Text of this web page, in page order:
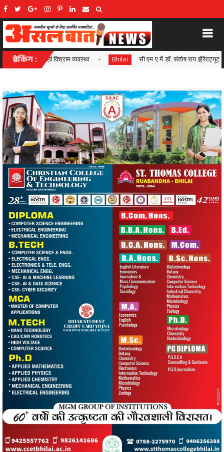
ब्रेकिंग :
सी एम ए में डॉ. संतोष राय इंस्टिट्यूट के गुरकीरत सिंह भंगू ने ऑल इंडिया रैंक 04 एवं नवनिधि